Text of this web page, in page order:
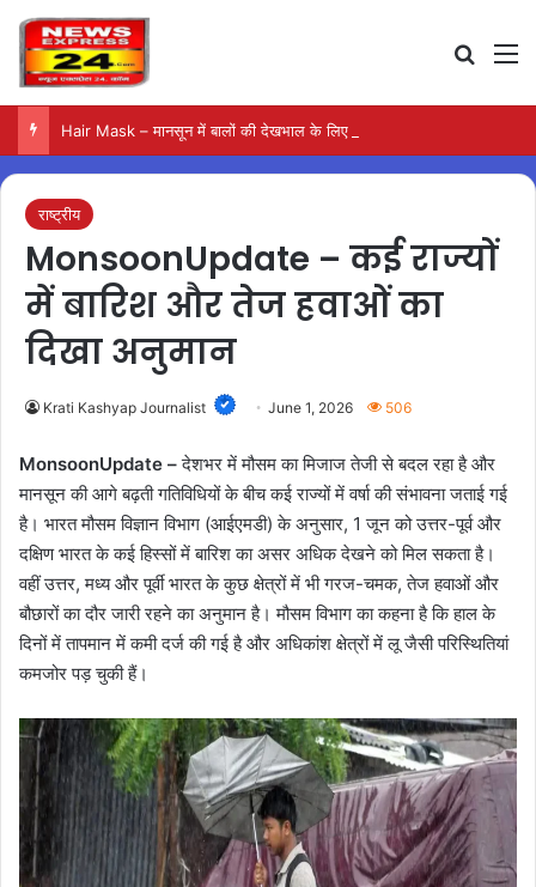
Hair Mask – मानसून में बालों की देखभाल के लिए आजमाएं अंडे का मास्क
राष्ट्रीय
MonsoonUpdate – कई राज्यों
में बारिश और तेज हवाओं का
दिखा अनुमान
Krati Kashyap Journalist June 1, 2026 506
MonsoonUpdate –देशभर में मौसम का मिजाज तेजी से बदल रहा है और
मानसून की आगे बढ़ती गतिविधियों के बीच कई राज्यों में वर्षा की संभावना जताई गई
है। भारत मौसम विज्ञान विभाग (आईएमडी) के अनुसार, 1 जून को उत्तर-पूर्व और
दक्षिण भारत के कई हिस्सों में बारिश का असर अधिक देखने को मिल सकता है।
वहीं उत्तर, मध्य और पूर्वी भारत के कुछ क्षेत्रों में भी गरज-चमक, तेज हवाओं और
बौछारों का दौर जारी रहने का अनुमान है। मौसम विभाग का कहना है कि हाल के
दिनों में तापमान में कमी दर्ज की गई है और अधिकांश क्षेत्रों में लू जैसी परिस्थितियां
कमजोर पड़ चुकी हैं।